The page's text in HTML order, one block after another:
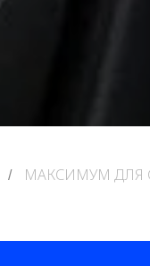
/ МАКСИМУМ ДЛЯ